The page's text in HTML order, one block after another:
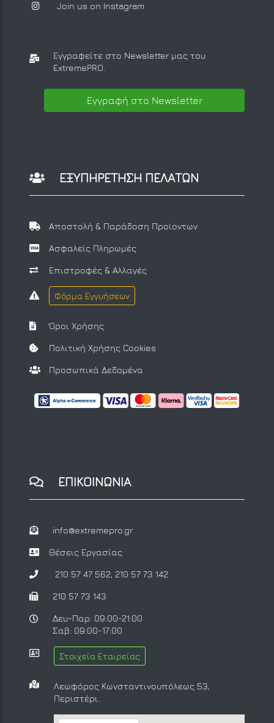
Join us on Instagram
Εγγραφείτε στο Newsletter μας του
ExtremePRO.
Εγγραφή στο Newsletter
ΕΞΥΠΗΡΕΤΗΣΗ ΠΕΛΑΤΩΝ
Αποστολή & Παράδοση Προϊοντων
Ασφαλείς Πληρωμές
Επιστροφές & Αλλαγές
Φόρμα Εγγυήσεων
Όροι Χρήσης
Πολιτική Χρήσης Cookies
Προσωπικά Δεδομένα
ΕΠΙΚΟΙΝΩΝΙΑ
info@extremepro.gr
Θέσεις Εργασίας
210 57 47 562, 210 57 73 142
210 57 73 143
Δευ-Παρ: 09:00-21:00
Σαβ: 09:00-17:00
Στοιχεία Εταιρείας
Λεωφόρος Κωνσταντινουπόλεως 53,
Περιστέρι.